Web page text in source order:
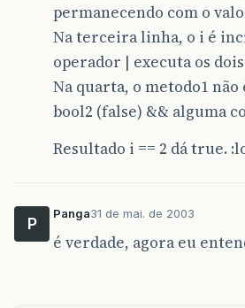
permanecendo com o
Na terceira linha, o i é
operador | executa os
Na quarta, o metodo1 não
bool2 (false) && alguma
Resultado i == 2 dá true.
P
Panga31 de mai. de 2003
é verdade, agora eu